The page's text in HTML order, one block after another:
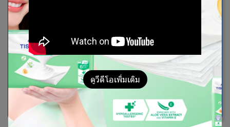
Premium
ดูวีดีโอเพิ่มเติม